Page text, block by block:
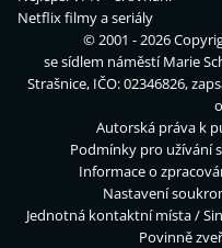
Netflix filmy a seriály
© 2001 - 2026
se sídlem náměstí Marie
Strašnice, IČO: 02346826,
Autorská práva k
Podmínky pro užívání
Informace o
Nastavení
Jednotná kontaktní místa /
Povinně